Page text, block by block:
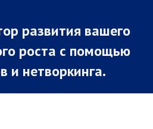
развития вашего
роста с помощью
и нетворкинга.